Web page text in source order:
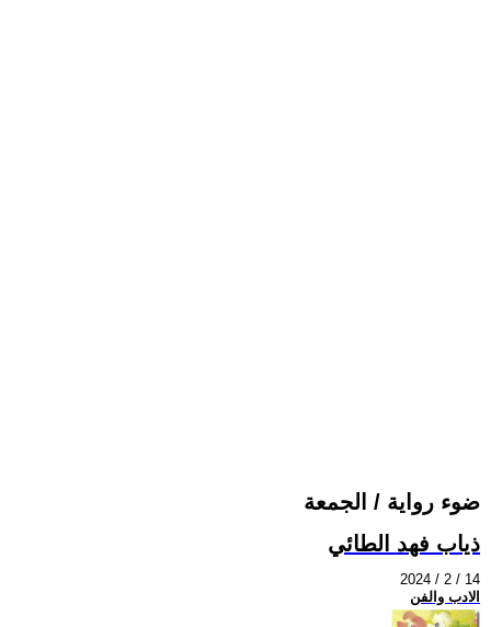
ضوء رواية / الجمعة
ذياب فهد الطائي
2024 / 2 / 14
الادب والفن